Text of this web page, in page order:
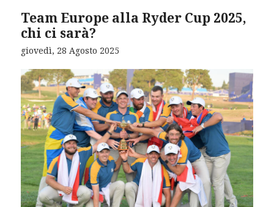
Team Europe alla Ryder Cup 2025,
chi ci sarà?
giovedì, 28 Agosto 2025